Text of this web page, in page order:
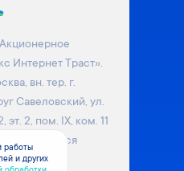
Интернет Траст».
вн. тер. г.
Савеловский, ул.
2, пом. IX, ком. 11
не является
работы
и других